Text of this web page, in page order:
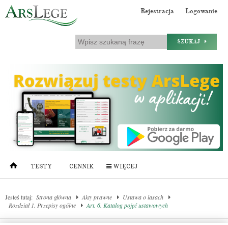
Rejestracja Logowanie
SZUKAJ
TESTY CENNIK WIĘCEJ
Jesteś tutaj: Strona główna Akty prawne
Ustawa o lasach
Rozdział 1. Przepisy ogólne
Art. 6. Katalog pojęć ustawowych